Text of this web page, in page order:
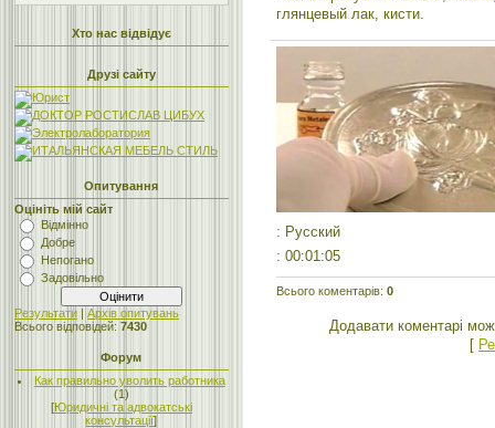
Хто нас відвідує
Друзі сайту
Опитування
Оцініть мій сайт
Відмінно
Добре
Непогано
Задовільно
Результати | Архів опитувань
Всього відповідей: 7430
Форум
Как правильно уволить работника
(1)
[Юридичні та адвокатські
консультації]
глянцевый лак, кисти.
: Русский
: 00:01:05
Всього коментарів: 0
Додавати коментарі
[